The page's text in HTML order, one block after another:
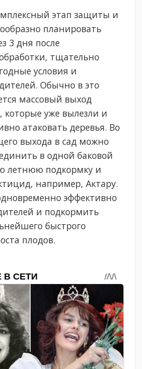
этап защиты и
планировать
3 дня после
тщательно
условия и
Обычно в это
массовый выход
которые уже вылезли и
атаковать деревья. Во
выхода в сад можно
в одной баковой
летнюю подкормку и
например, Актару.
эффективно
и подкормить
быстрого
плодов.